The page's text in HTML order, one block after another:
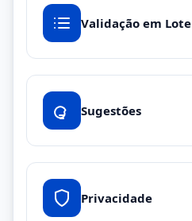
Validação em Lote
Sugestões
Privacidade